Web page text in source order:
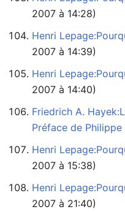
2007 à 14:28)
Henri
2007 à 14:39)
Henri
2007 à 14:40)
Friedrich A.
Préface de Philippe
Henri
2007 à 15:38)
Henri
2007 à 21:40)